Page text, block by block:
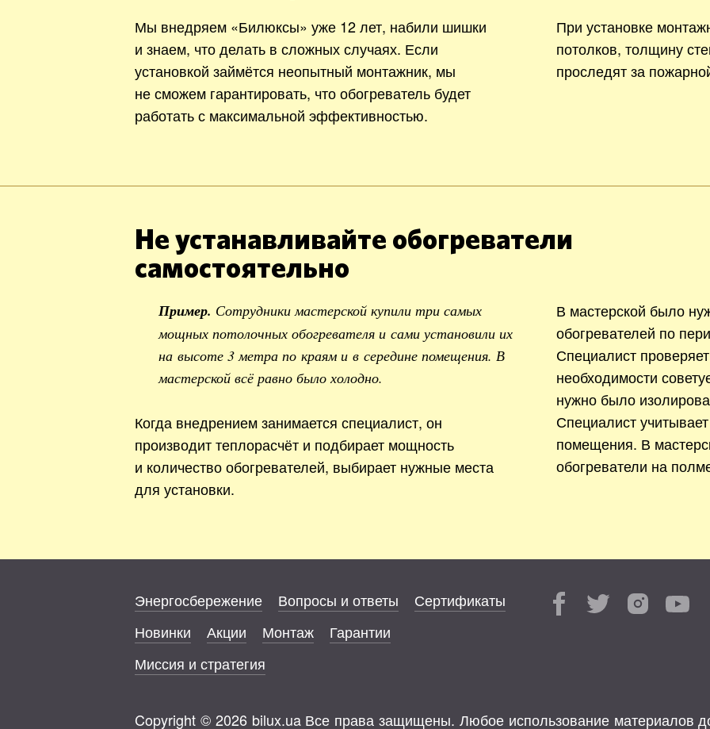
Мы внедряем «Билюксы» уже 12 лет, набили шишки
и знаем, что делать в сложных случаях. Если
установкой займётся неопытный монтажник, мы
не сможем гарантировать, что обогреватель будет
работать с максимальной эффективностью.
При установке
потолков, толщину
проследят за
Не устанавливайте обогреватели
самостоятельно
Пример. Сотрудники мастерской купили три самых
мощных потолочных обогревателя и сами установили их
на высоте 3 метра по краям и в середине помещения. В
мастерской всё равно было холодно.
Когда внедрением занимается специалист, он
производит теплорасчёт и подбирает мощность
и количество обогревателей, выбирает нужные места
для установки.
В мастерской было
обогревателей по
Специалист
необходимости
нужно было
Специалист
помещения. В
обогреватели на
Энергосбережение Вопросы и ответы
Сертификаты
Новинки
Акции Монтаж
Гарантии
Миссия и стратегия
Copyright © 2026 bilux.ua Все права защищены. Любое использование материалов